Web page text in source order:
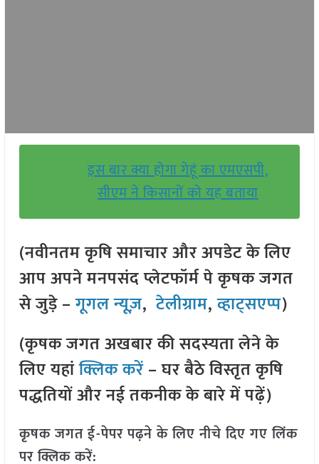
इस बार क्या होगा गेहूं का एमएसपी,
सीएम ने किसानों को यह बताया
(नवीनतम कृषि समाचार और अपडेट के लिए
आप अपने मनपसंद प्लेटफॉर्म पे कृषक जगत
से जुड़े –गूगल न्यूज़,टेलीग्राम,व्हाट्सएप्प)
(कृषक जगत अखबार की सदस्यता लेने के
लिए यहांक्लिक करें– घर बैठे विस्तृत कृषि
पद्धतियों और नई तकनीक के बारे में पढ़ें)
कृषक जगत ई-पेपर पढ़ने के लिए नीचे दिए गए लिंक
पर क्लिक करें: